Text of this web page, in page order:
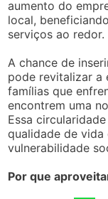
aumento do
local,
serviços ao redor.
A chance de
pode revitalizar a
famílias que
encontrem uma
Essa
qualidade de vida
vulnerabilidade
Por que